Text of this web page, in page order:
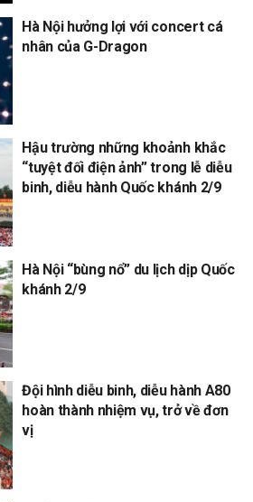
Hà Nội hưởng lợi với concert cá
nhân của G-Dragon
Hậu trường những khoảnh khắc
“tuyệt đối điện ảnh” trong lễ diễu
binh, diễu hành Quốc khánh 2/9
Hà Nội “bùng nổ” du lịch dịp Quốc
khánh 2/9
Đội hình diễu binh, diễu hành A80
hoàn thành nhiệm vụ, trở về đơn
vị